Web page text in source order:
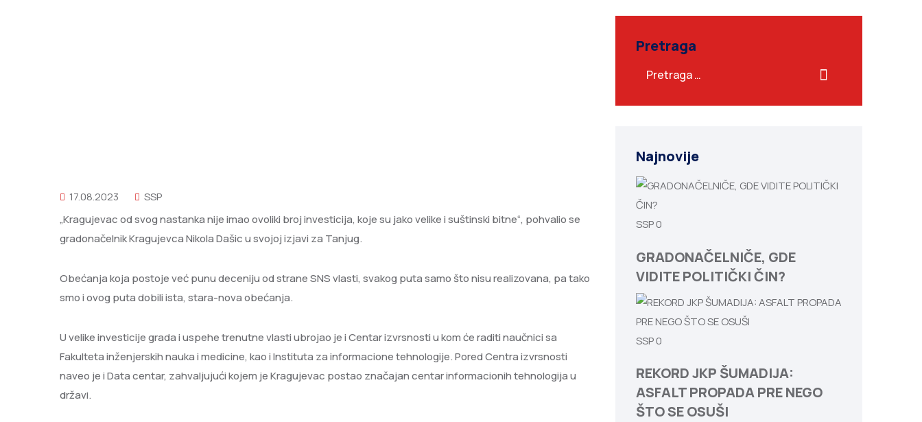
17.08.2023
SSP
„Kragujevac od svog nastanka nije imao ovoliki broj investicija, koje su jako velike i suštinski bitne“, pohvalio se
gradonačelnik Kragujevca Nikola Dašic u svojoj izjavi za Tanjug.
Obećanja koja postoje već punu deceniju od strane SNS vlasti, svakog puta samo što nisu realizovana, pa tako
smo i ovog puta dobili ista, stara-nova obećanja.
U velike investicije grada i uspehe trenutne vlasti ubrojao je i Centar izvrsnosti u kom će raditi naučnici sa
Fakulteta inženjerskih nauka i medicine, kao i Instituta za informacione tehnologije. Pored Centra izvrsnosti
naveo je i Data centar, zahvaljujući kojem je Kragujevac postao značajan centar informacionih tehnologija u
državi.
Pretraga
Najnovije
SSP0
GRADONAČELNIČE, GDE
VIDITE POLITIČKI ČIN?
SSP0
REKORD JKP ŠUMADIJA:
ASFALT PROPADA PRE NEGO
ŠTO SE OSUŠI